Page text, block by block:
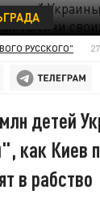
РУССКОГО"
детей
как Киев
в рабство